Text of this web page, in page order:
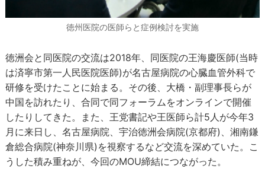
徳州医院の医師らと症例検討を実施
徳洲会と同医院の交流は2018年、同医院の王海慶医師(当時
は済寧市第一人民医院医師)が名古屋病院の心臓血管外科で
研修を受けたことに始まる。その後、大橋・副理事長らが
中国を訪れたり、合同で同フォーラムをオンラインで開催
したりしてきた。また、王党書記や王医師ら計5人が今年3
月に来日し、名古屋病院、宇治徳洲会病院(京都府)、湘南鎌
倉総合病院(神奈川県)を視察するなど交流を深めていた。こ
うした積み重ねが、今回のMOU締結につながった。